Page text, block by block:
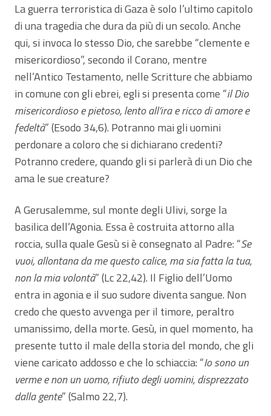
La guerra terroristica di Gaza è solo l’ultimo capitolo
di una tragedia che dura da più di un secolo. Anche
qui, si invoca lo stesso Dio, che sarebbe “clemente e
misericordioso”, secondo il Corano, mentre
nell’Antico Testamento, nelle Scritture che abbiamo
in comune con gli ebrei, egli si presenta come “il Dio
misericordioso e pietoso, lento all’ira e ricco di amore e
fedeltà” (Esodo 34,6). Potranno mai gli uomini
perdonare a coloro che si dichiarano credenti?
Potranno credere, quando gli si parlerà di un Dio che
ama le sue creature?
A Gerusalemme, sul monte degli Ulivi, sorge la
basilica dell’Agonia. Essa è costruita attorno alla
roccia, sulla quale Gesù si è consegnato al Padre: “Se
vuoi, allontana da me questo calice, ma sia fatta la tua,
non la mia volontà” (Lc 22,42). Il Figlio dell’Uomo
entra in agonia e il suo sudore diventa sangue. Non
credo che questo avvenga per il timore, peraltro
umanissimo, della morte. Gesù, in quel momento, ha
presente tutto il male della storia del mondo, che gli
viene caricato addosso e che lo schiaccia: “Io sono un
verme e non un uomo, rifiuto degli uomini, disprezzato
dalla gente” (Salmo 22,7).